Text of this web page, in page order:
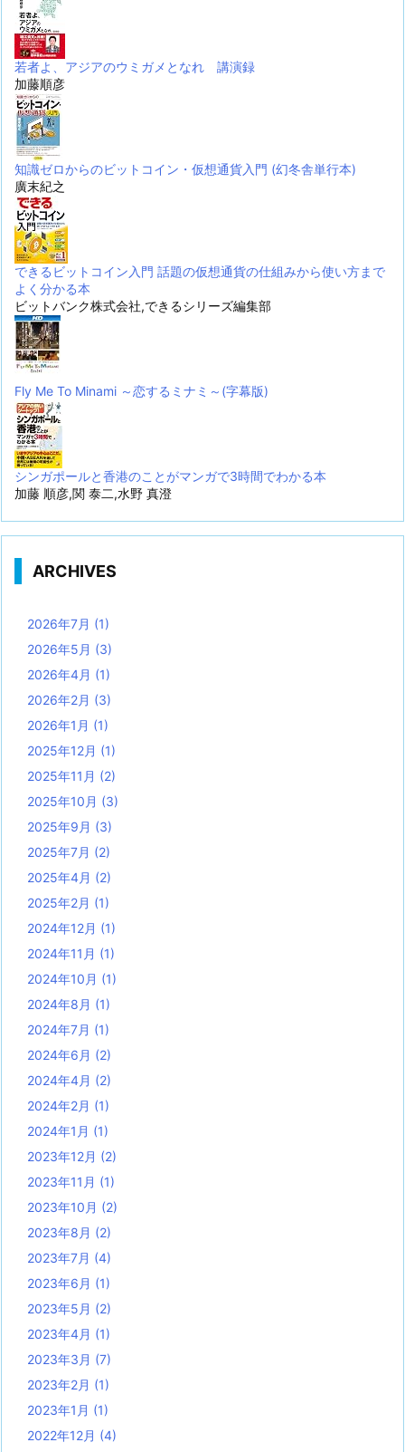
若者よ、アジアのウミガメとなれ 講演録
加藤順彦
知識ゼロからのビットコイン・仮想通貨入門 (幻冬舎単行本)
廣末紀之
できるビットコイン入門 話題の仮想通貨の仕組みから使い方まで
よく分かる本
ビットバンク株式会社,できるシリーズ編集部
Fly Me To Minami ～恋するミナミ～(字幕版)
シンガポールと香港のことがマンガで3時間でわかる本
加藤 順彦,関 泰二,水野 真澄
ARCHIVES
2026年7月 (1)
2026年5月 (3)
2026年4月 (1)
2026年2月 (3)
2026年1月 (1)
2025年12月 (1)
2025年11月 (2)
2025年10月 (3)
2025年9月 (3)
2025年7月 (2)
2025年4月 (2)
2025年2月 (1)
2024年12月 (1)
2024年11月 (1)
2024年10月 (1)
2024年8月 (1)
2024年7月 (1)
2024年6月 (2)
2024年4月 (2)
2024年2月 (1)
2024年1月 (1)
2023年12月 (2)
2023年11月 (1)
2023年10月 (2)
2023年8月 (2)
2023年7月 (4)
2023年6月 (1)
2023年5月 (2)
2023年4月 (1)
2023年3月 (7)
2023年2月 (1)
2023年1月 (1)
2022年12月 (4)